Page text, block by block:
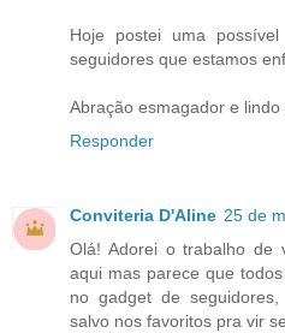
Hoje postei uma
seguidores que estamos
Abração esmagador e lindo
Responder
Conviteria D'Aline 25 de
Olá! Adorei o trabalho de
aqui mas parece que
no gadget de
salvo nos favoritos pra vir